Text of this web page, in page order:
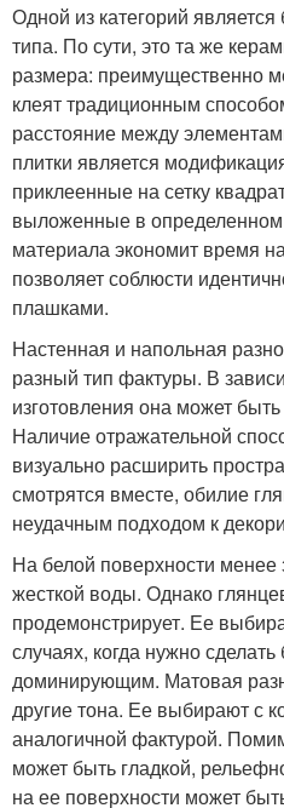
Одной из категорий
типа. По сути, это та же
размера: преимущественно
клеят традиционным
расстояние между
плитки является
приклеенные на сетку
выложенные в определенном
материала экономит время
позволяет соблюсти
плашками.
Настенная и напольная
разный тип фактуры. В
изготовления она может
Наличие отражательной
визуально расширить
смотрятся вместе, обилие
неудачным подходом к
На белой поверхности
жесткой воды. Однако
продемонстрирует. Ее
случаях, когда нужно
доминирующим. Матовая
другие тона. Ее выбирают с
аналогичной фактурой.
может быть гладкой,
на ее поверхности может